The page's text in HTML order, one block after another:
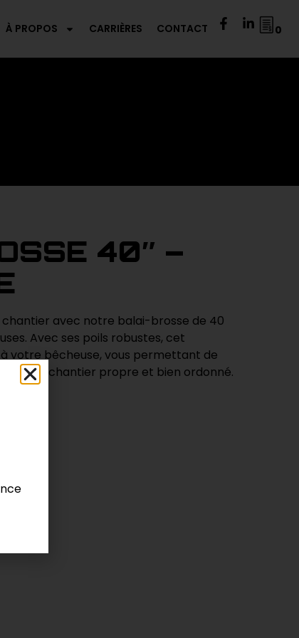
0
À PROPOS CARRIÈRES CONTACT
40″ –
avec notre balai-brosse de 40
Avec ses poils robustes, cet
votre bêcheuse, vous permettant de
pour un chantier propre et bien ordonné.